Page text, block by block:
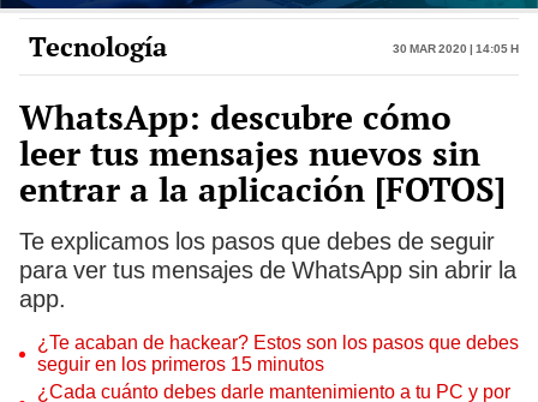
Tecnología 30 Mar 2020 | 14:05 h
WhatsApp: descubre cómo
leer tus mensajes nuevos sin
entrar a la aplicación [FOTOS]
Te explicamos los pasos que debes de seguir
para ver tus mensajes de WhatsApp sin abrir la
app.
¿Te acaban de hackear? Estos son los pasos que debes
seguir en los primeros 15 minutos
¿Cada cuánto debes darle mantenimiento a tu PC y por